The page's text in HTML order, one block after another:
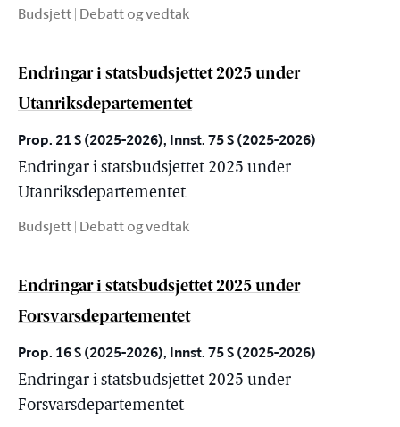
Budsjett | Debatt og vedtak
Endringar i statsbudsjettet 2025 under
Utanriksdepartementet
Prop. 21 S (2025-2026), Innst. 75 S (2025-2026)
Endringar i statsbudsjettet 2025 under
Utanriksdepartementet
Budsjett | Debatt og vedtak
Endringar i statsbudsjettet 2025 under
Forsvarsdepartementet
Prop. 16 S (2025-2026), Innst. 75 S (2025-2026)
Endringar i statsbudsjettet 2025 under
Forsvarsdepartementet